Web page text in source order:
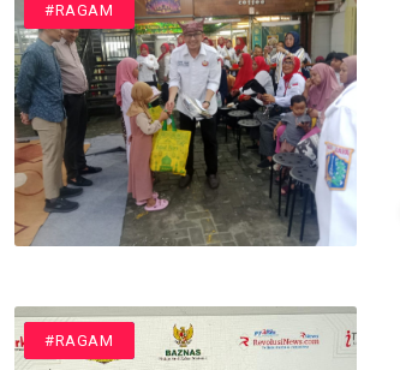
#EVENTS
#RAGAM
#EVENTS
#RAGAM